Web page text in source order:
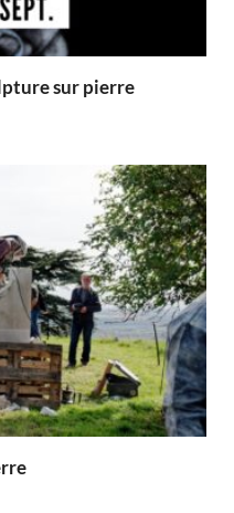
sur pierre